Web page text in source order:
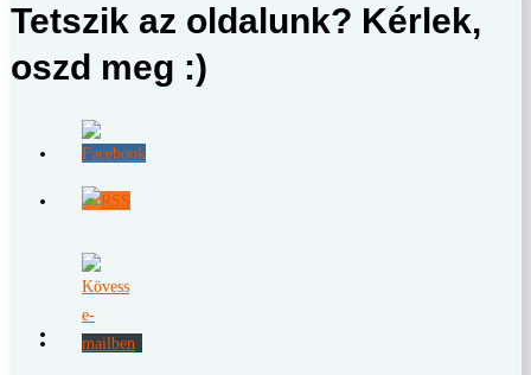
Tetszik az oldalunk? Kérlek,
oszd meg :)